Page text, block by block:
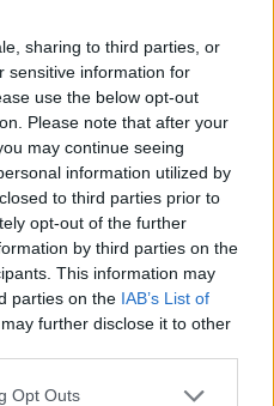
sharing to third parties, or
sensitive information for
use the below opt-out
Please note that after your
may continue seeing
information utilized by
to third parties prior to
opt-out of the further
by third parties on the
This information may
parties on the IAB’s List of
further disclose it to other
uses one or more Google
Opt Outs
αυτόματα οι
έτους, αρκεί να
συμμετοχής.
koinonikos-